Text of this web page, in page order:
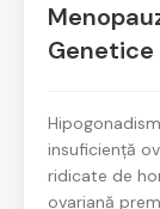
Genetice
insuficiență
ridicate de
ovariană